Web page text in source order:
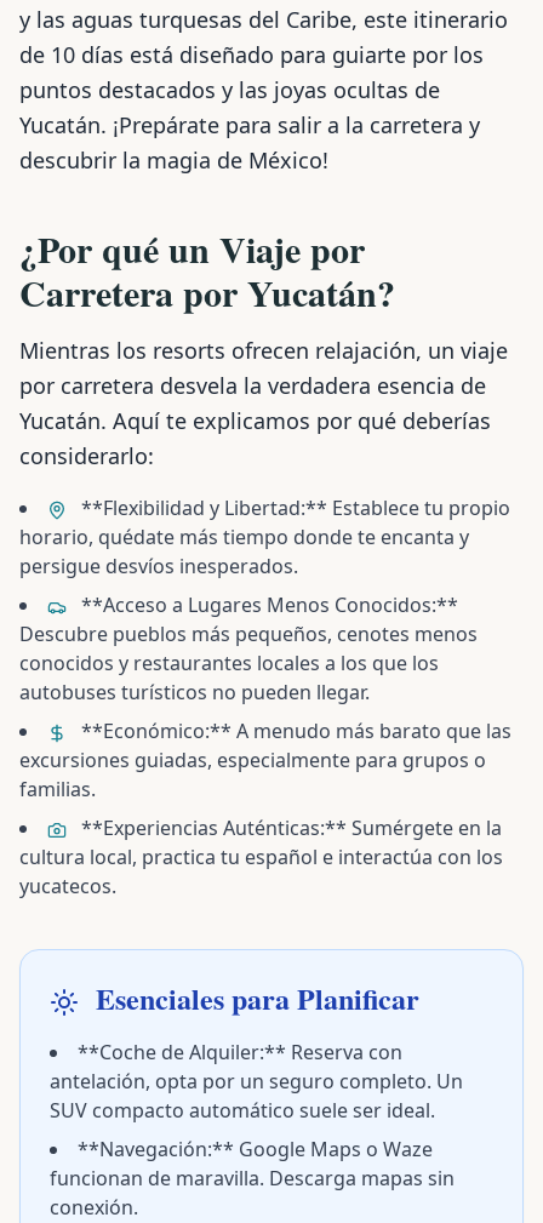
y las aguas turquesas del Caribe, este itinerario
de 10 días está diseñado para guiarte por los
puntos destacados y las joyas ocultas de
Yucatán. ¡Prepárate para salir a la carretera y
descubrir la magia de México!
¿Por qué un Viaje por
Carretera por Yucatán?
Mientras los resorts ofrecen relajación, un viaje
por carretera desvela la verdadera esencia de
Yucatán. Aquí te explicamos por qué deberías
considerarlo:
**Flexibilidad y Libertad:** Establece tu propio
horario, quédate más tiempo donde te encanta y
persigue desvíos inesperados.
**Acceso a Lugares Menos Conocidos:**
Descubre pueblos más pequeños, cenotes menos
conocidos y restaurantes locales a los que los
autobuses turísticos no pueden llegar.
**Económico:** A menudo más barato que las
excursiones guiadas, especialmente para grupos o
familias.
**Experiencias Auténticas:** Sumérgete en la
cultura local, practica tu español e interactúa con los
yucatecos.
Esenciales para Planificar
**Coche de Alquiler:** Reserva con
antelación, opta por un seguro completo. Un
SUV compacto automático suele ser ideal.
**Navegación:** Google Maps o Waze
funcionan de maravilla. Descarga mapas sin
conexión.